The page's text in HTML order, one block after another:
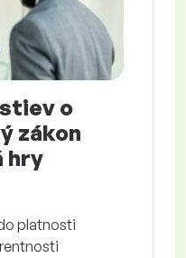
o
zákon
hry
platnosti